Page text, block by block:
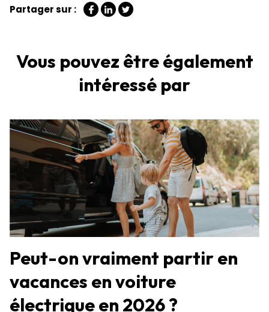
Partager sur :
Vous pouvez être également
intéressé par
Peut-on vraiment partir en
vacances en voiture
électrique en 2026 ?